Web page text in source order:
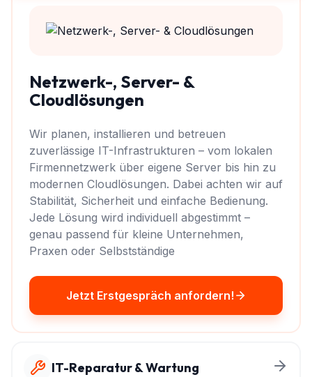
Netzwerk-, Server- &
Cloudlösungen
Wir planen, installieren und betreuen
zuverlässige IT-Infrastrukturen – vom lokalen
Firmennetzwerk über eigene Server bis hin zu
modernen Cloudlösungen. Dabei achten wir auf
Stabilität, Sicherheit und einfache Bedienung.
Jede Lösung wird individuell abgestimmt –
genau passend für kleine Unternehmen,
Praxen oder Selbstständige
Jetzt Erstgespräch anfordern!
IT-Reparatur & Wartung